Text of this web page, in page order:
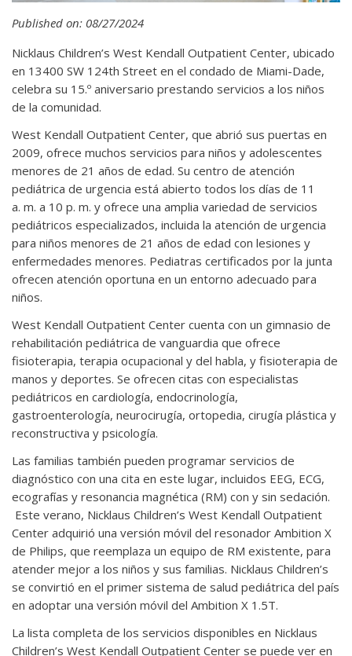
Published on: 08/27/2024
Nicklaus Children’s West Kendall Outpatient Center, ubicado
en 13400 SW 124th Street en el condado de Miami-Dade,
celebra su 15.º aniversario prestando servicios a los niños
de la comunidad.
West Kendall Outpatient Center, que abrió sus puertas en
2009, ofrece muchos servicios para niños y adolescentes
menores de 21 años de edad. Su centro de atención
pediátrica de urgencia está abierto todos los días de 11
a. m. a 10 p. m. y ofrece una amplia variedad de servicios
pediátricos especializados, incluida la atención de urgencia
para niños menores de 21 años de edad con lesiones y
enfermedades menores. Pediatras certificados por la junta
ofrecen atención oportuna en un entorno adecuado para
niños.
West Kendall Outpatient Center cuenta con un gimnasio de
rehabilitación pediátrica de vanguardia que ofrece
fisioterapia, terapia ocupacional y del habla, y fisioterapia de
manos y deportes. Se ofrecen citas con especialistas
pediátricos en cardiología, endocrinología,
gastroenterología, neurocirugía, ortopedia, cirugía plástica y
reconstructiva y psicología.
Las familias también pueden programar servicios de
diagnóstico con una cita en este lugar, incluidos EEG, ECG,
ecografías y resonancia magnética (RM) con y sin sedación.
Este verano, Nicklaus Children’s West Kendall Outpatient
Center adquirió una versión móvil del resonador Ambition X
de Philips, que reemplaza un equipo de RM existente, para
atender mejor a los niños y sus familias. Nicklaus Children’s
se convirtió en el primer sistema de salud pediátrica del país
en adoptar una versión móvil del Ambition X 1.5T.
La lista completa de los servicios disponibles en Nicklaus
Children’s West Kendall Outpatient Center se puede ver en